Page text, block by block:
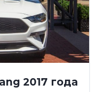
2017 года